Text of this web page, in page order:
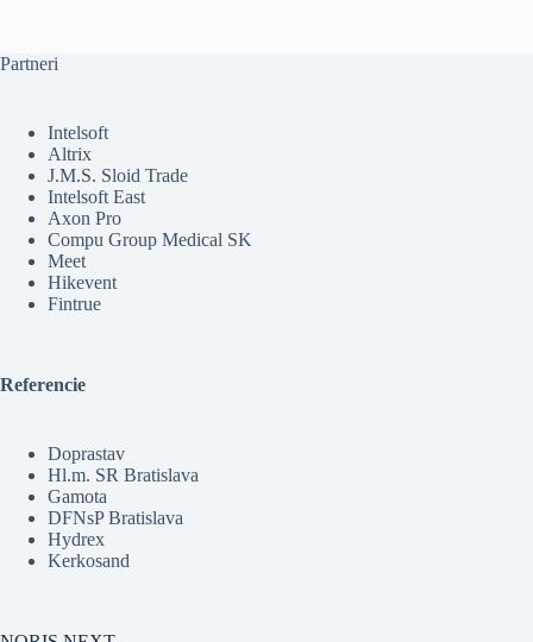
Partneri
Intelsoft
Altrix
J.M.S. Sloid Trade
Intelsoft East
Axon Pro
Compu Group Medical SK
Meet
Hikevent
Fintrue
Referencie
Doprastav
Hl.m. SR Bratislava
Gamota
DFNsP Bratislava
Hydrex
Kerkosand